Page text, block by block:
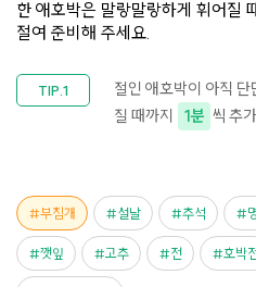
한 애호박은 말랑말랑하게 휘어질
절여 준비해 주세요.
절인 애호박이 아직
질 때까지
1분 씩 추
부침개 설날 추석
깻잎 고추 전 호박